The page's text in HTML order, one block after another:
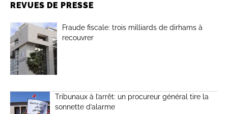
REVUES DE PRESSE
Fraude fiscale: trois milliards de dirhams à
recouvrer
Tribunaux à l’arrêt: un procureur général tire la
sonnette d’alarme